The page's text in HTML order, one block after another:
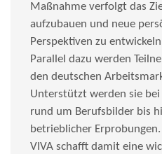
Maßnahme verfolgt das
aufzubauen und neue
Perspektiven zu
Parallel dazu werden
den deutschen
Unterstützt werden sie
rund um Berufsbilder bis
betrieblicher Erprobungen.
VIVA schafft damit eine